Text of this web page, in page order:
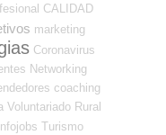
CALIDAD
marketing
Coronavirus
Networking
coaching
Voluntariado Rural
Infojobs Turismo